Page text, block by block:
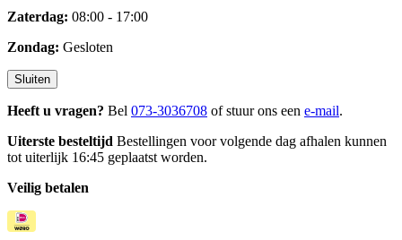
Zaterdag: 08:00 - 17:00
Zondag: Gesloten
Sluiten
Heeft u vragen? Bel 073-3036708 of stuur ons een e-mail.
Uiterste besteltijd Bestellingen voor volgende dag afhalen kunnen
tot uiterlijk 16:45 geplaatst worden.
Veilig betalen